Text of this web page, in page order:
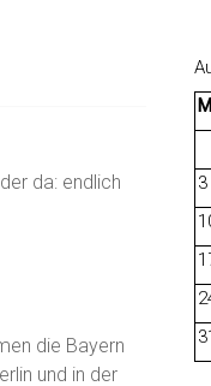
da: endlich
die Bayern
und in der
M
3